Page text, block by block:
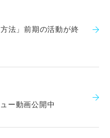
法」前期の活動が終
ー動画公開中